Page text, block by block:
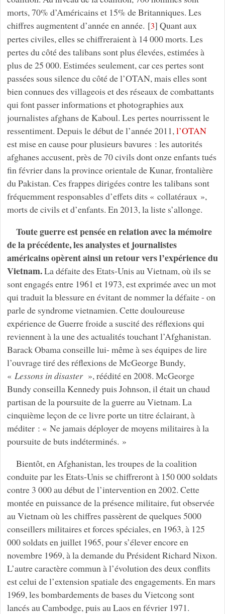
morts, 70% d’Américains et 15% de Britanniques. Les
chiffres augmentent d’année en année. [3] Quant aux
pertes civiles, elles se chiffreraient à 14 000 morts. Les
pertes du côté des talibans sont plus élevées, estimées à
plus de 25 000. Estimées seulement, car ces pertes sont
passées sous silence du côté de l’OTAN, mais elles sont
bien connues des villageois et des réseaux de combattants
qui font passer informations et photographies aux
journalistes afghans de Kaboul. Les pertes nourrissent le
ressentiment. Depuis le début de l’année 2011,l’OTAN
est mise en cause pour plusieurs bavures : les autorités
afghanes accusent, près de 70 civils dont onze enfants tués
fin février dans la province orientale de Kunar, frontalière
du Pakistan. Ces frappes dirigées contre les talibans sont
fréquemment responsables d’effets dits « collatéraux »,
morts de civils et d’enfants. En 2013, la liste s’allonge.
Toute guerre est pensée en relation avec la mémoire
de la précédente, les analystes et journalistes
américains opèrent ainsi un retour vers l’expérience du
Vietnam.La défaite des Etats-Unis au Vietnam, où ils se
sont engagés entre 1961 et 1973, est exprimée avec un mot
qui traduit la blessure en évitant de nommer la défaite - on
parle de syndrome vietnamien. Cette douloureuse
expérience de Guerre froide a suscité des réflexions qui
reviennent à la une des actualités touchant l’Afghanistan.
Barack Obama conseille lui- même à ses équipes de lire
l’ouvrage tiré des réflexions de McGeorge Bundy,
« Lessons indisaster », réédité en 2008. McGeorge
Bundy conseilla Kennedy puis Johnson, il était un chaud
partisan de la poursuite de la guerre au Vietnam. La
cinquième leçon de ce livre porte un titre éclairant, à
méditer : « Ne jamais déployer de moyens militaires à la
poursuite de buts indéterminés. »
Bientôt, en Afghanistan, les troupes de la coalition
conduite par les Etats-Unis se chiffreront à 150 000 soldats
contre 3 000 au début de l’intervention en 2002. Cette
montée en puissance de la présence militaire, fut observée
au Vietnam où les chiffres passèrent de quelques 5000
conseillers militaires et forces spéciales, en 1963, à 125
000 soldats en juillet 1965, pour s’élever encore en
novembre 1969, à la demande du Président Richard Nixon.
L’autre caractère commun à l’évolution des deux conflits
est celui de l’extension spatiale des engagements. En mars
1969, les bombardements de bases du Vietcong sont
lancés au Cambodge, puis au Laos en février 1971.